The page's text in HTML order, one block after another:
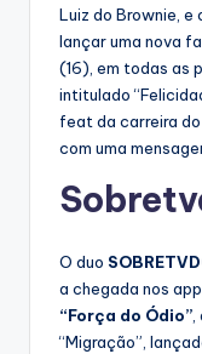
Luiz do Brownie, e
lançar uma nova
(16), em todas as
intitulado
feat da carreira
com uma
O duo
a chegada nos
“Força do Ódio”
“Migração”,